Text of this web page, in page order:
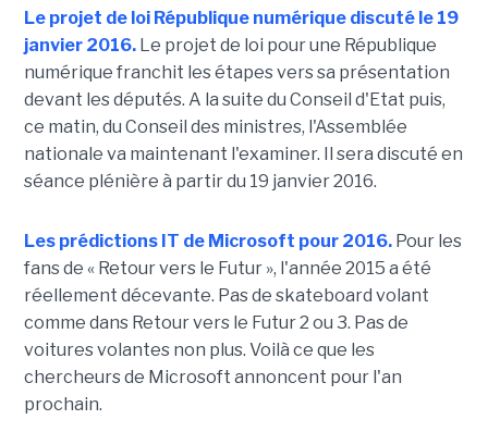
Le projet de loi République numérique discuté le 19
janvier 2016.Le projet de loi pour une République
numérique franchit les étapes vers sa présentation
devant les députés. A la suite du Conseil d'Etat puis,
ce matin, du Conseil des ministres, l'Assemblée
nationale va maintenant l'examiner. Il sera discuté en
séance plénière à partir du 19 janvier 2016.
Les prédictions IT de Microsoft pour 2016.Pour les
fans de « Retour vers le Futur », l'année 2015 a été
réellement décevante. Pas de skateboard volant
comme dans Retour vers le Futur 2 ou 3. Pas de
voitures volantes non plus. Voilà ce que les
chercheurs de Microsoft annoncent pour l'an
prochain.